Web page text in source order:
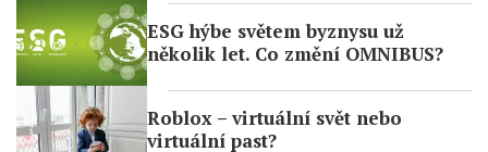
ESG hýbe světem byznysu už
několik let. Co změní OMNIBUS?
Roblox – virtuální svět nebo
virtuální past?
Use precise geolocation data
Identify devices based on information
actively requested
Non-IAB processing purposes: